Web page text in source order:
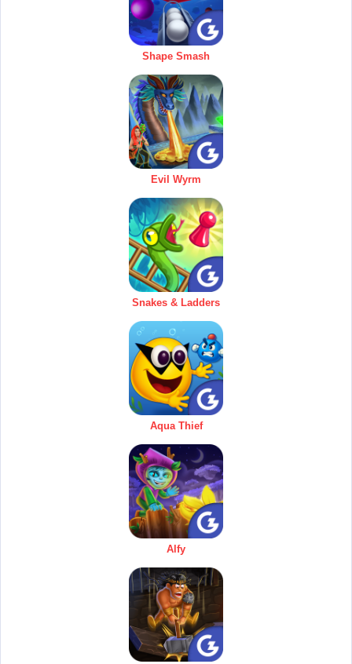
Shape Smash
Evil Wyrm
Snakes & Ladders
Aqua Thief
Alfy